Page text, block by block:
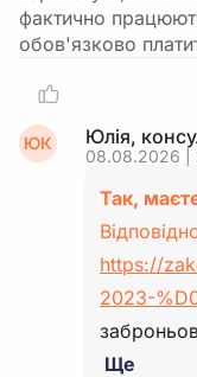
фактично
обов'язково
ЮК Юлія,
08.08.2026 |
Так,
https://
2023-
Ще